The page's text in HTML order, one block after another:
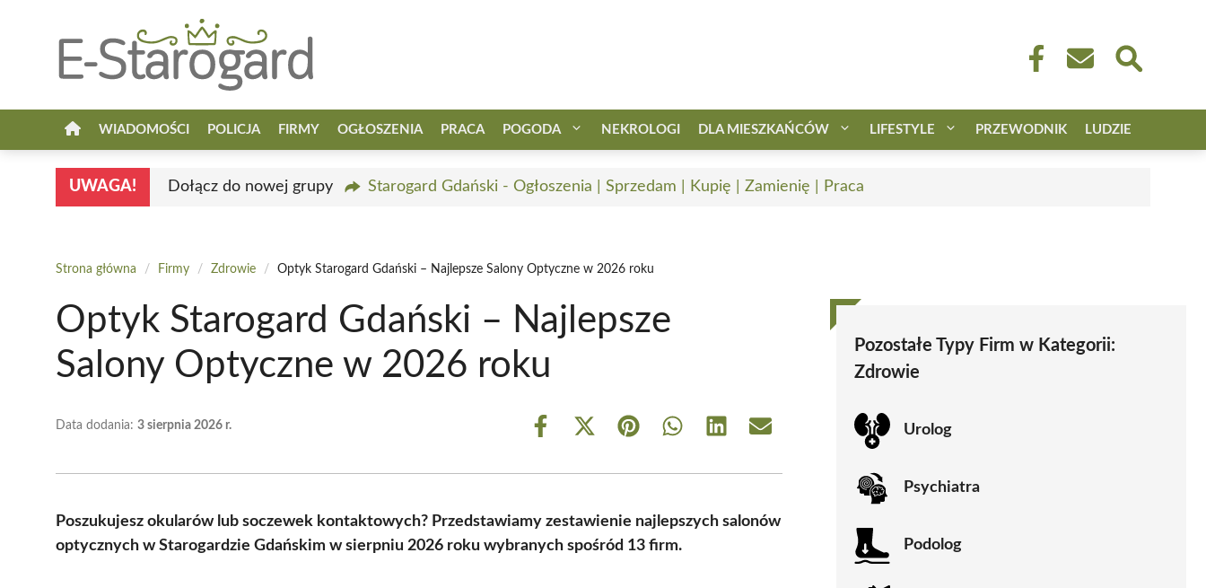
WIADOMOŚCI POLICJA FIRMY OGŁOSZENIA PRACA POGODA NEKROLOGI DLA MIESZKAŃCÓW LIFESTYLE PRZEWODNIK LUDZIE
UWAGA! Dołącz do nowej grupy Starogard Gdański - Ogłoszenia | Sprzedam | Kupię | Zamienię | Praca
Strona główna / Firmy / Zdrowie / Optyk Starogard Gdański – Najlepsze Salony Optyczne w 2026 roku
Optyk Starogard Gdański – Najlepsze
Salony Optyczne w 2026 roku
Data dodania: 3 sierpnia 2026 r.
Share
Share
(Twitter)
Share Share Share Share
Poszukujesz okularów lub soczewek kontaktowych? Przedstawiamy zestawienie najlepszych salonów
optycznych w Starogardzie Gdańskim w sierpniu 2026 roku wybranych spośród 13 firm.
Pozostałe Typy Firm w Kategorii:
Zdrowie
Urolog
Psychiatra
Podolog